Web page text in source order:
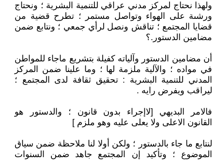
ولهذا نحتاج لمركز مدني عراقي للتنمية البشرية ؛ ونحتاج
ورشىة على الهواء وتواصل مستمر ؛ تطرح قضية من
قضايا المجتمع ؛ تناقش ونصل لرأي جمعي ؛ ونتابع ضمن
مضامين الدستور.؟
أن مضامين الدستور وآلياته كفيلة بتشريع ماجاء للمواطن
في مواده ؛ والآلية ملزمة لها ؛ وما علينا ضمن المركز
المدني للتنمية البشرية : تحقيق ثقافة لدى المجتمع ؛
ليراقب ويفرض رايه .
فالامر البديهي [لاإجراء بدون قانون ؛ والدستور هو
القانون الاعلى ولا يعلى عليه وهو ملزم ]
لنتابع ما جاء بالدستور ؛ ولكن أولا لنا ملاحظة ضمن سياق
الموضوع ؛ وتأكيد إن المجتمع جاهد ضمن السنوات